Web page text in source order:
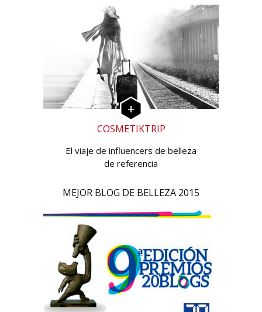
COSMETIKTRIP
El viaje de influencers de belleza
de referencia
MEJOR BLOG DE BELLEZA 2015